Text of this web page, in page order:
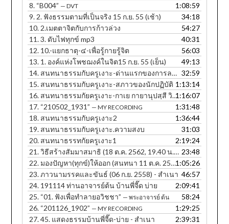
8. “B004” — DVT
1:08:59
9. 2. ฟังธรรมตามที่เป็นจริง 15 ก.ย. 55 (เช้า)
34:18
10. 2.เมตตาจิตกับการก้าวล่วง
54:27
11.3. ดับไฟทุกข์ mp3
40:31
12. 10.-แยกธาตุ-๔-เพื่อรู้กายรู้จิต
56:03
13. 1. องค์แห่งโพชฌงค์ในจิต15 ก.ย. 55 (เย็น)
49:13
14. สนทนาธรรมกับครูเงาะ-ด่านแรกของการละกิเลส
32:59
15. สนทนาธรรมกับครูเงาะ-สภาวของนักปฏิบัติ 1:13:14
16. สนทนาธรรมกัยครูเงาะ-กาเย กายานุปสฺสี วิหรติ 1:16:07
17. “210502_1931” — MY RECORDING
1:31:48
18. สนทนาธรรมกับครูเงาะ2
1:36:44
19. สนทนาธรรมกับครูเงาะ.ความสงบ
31:03
20. สนทนาธรรทกัยครูเงาะ1
2:19:24
21.วิธีสร้างสัมมาสมาธิ (18 ต.ค. 2562, 19.40 น. ภาษาอีสาน)
23:48
22. มองปัญหา(ทุกข์)ให้ออก (สนทนา 11 ต.ค. 2560, 12.30 น.) - สำเนา 1:05:26
23.ภาวนามรรคและขันธ์ (06 ก.ย. 2558) - สำเนา 46:57
24. 191114 ท่านอาจารย์ต้น บ้านพี่จี๊ด บ่าย
2:09:41
25. “01. ฟังเพื่อทำลายอวิชชา” — พระอาจารย์ ต้น
58:24
26. “201126_1902” — MY RECORDING
1:29:25
27.45. แสดงธรรมบ้านพี่จี๊ด-บ่าย - สำเนา
2:39:31